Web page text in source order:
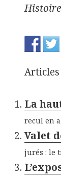
Articles
La
recul en
Valet
jurés : le